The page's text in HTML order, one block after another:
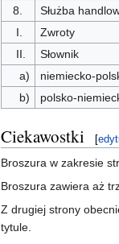
8.
Służba
I.
Zwroty
II.
Słownik
a)
niemiecko-
b)
polsko-
Ciekawostki [
Broszura w zakresie
Broszura zawiera aż
Z drugiej strony
tytule.